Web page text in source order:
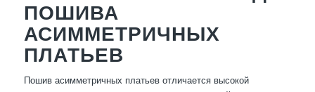
ПОШИВА
АСИММЕТРИЧНЫХ
ПЛАТЬЕВ
Пошив асимметричных платьев отличается высокой